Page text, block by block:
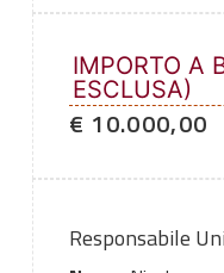
IMPORTO A
ESCLUSA)
€ 10.000,00
Responsabile